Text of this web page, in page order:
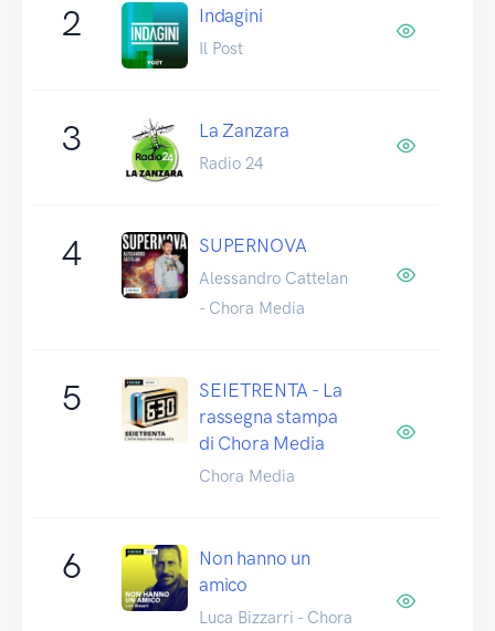
2 Indagini
Il Post
3 La Zanzara
Radio 24
4 SUPERNOVA
Alessandro Cattelan
- Chora Media
5
SEIETRENTA - La
rassegna stampa
di Chora Media
Chora Media
6
Non hanno un
amico
Luca Bizzarri - Chora